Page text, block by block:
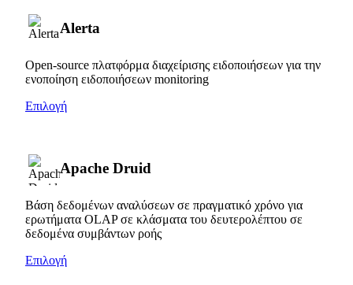
Alerta
Open-source πλατφόρμα διαχείρισης ειδοποιήσεων για την
ενοποίηση ειδοποιήσεων monitoring
Επιλογή
Apache Druid
Βάση δεδομένων αναλύσεων σε πραγματικό χρόνο για
ερωτήματα OLAP σε κλάσματα του δευτερολέπτου σε
δεδομένα συμβάντων ροής
Επιλογή